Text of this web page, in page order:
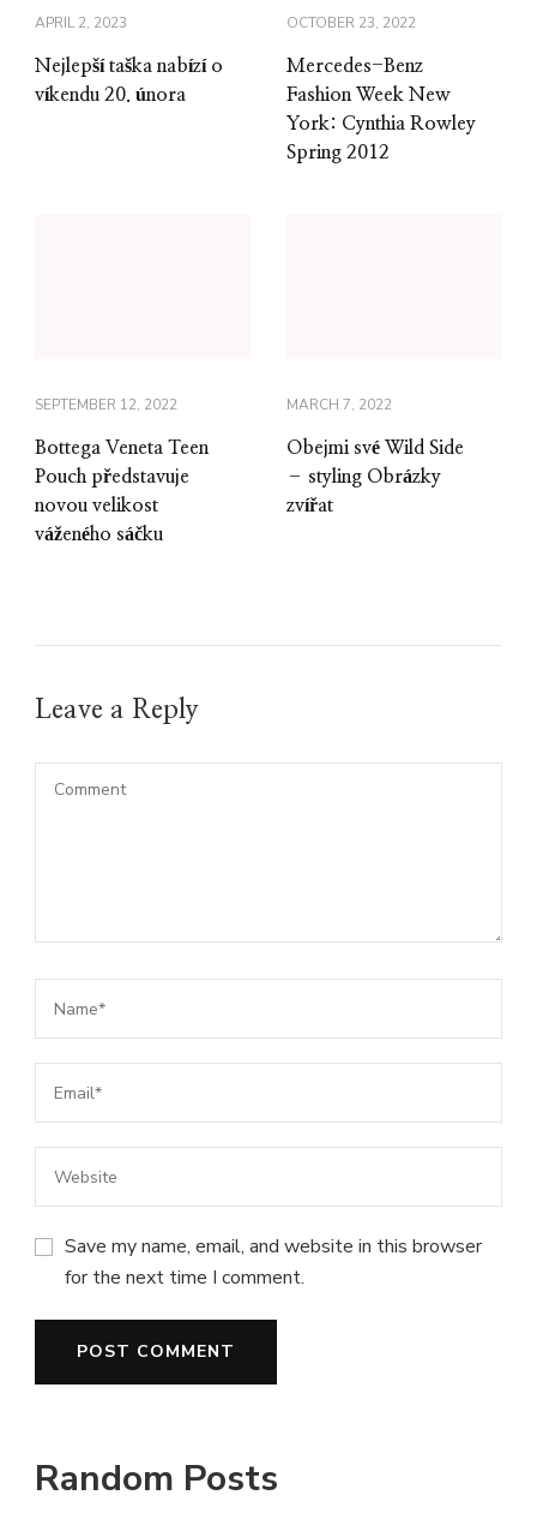
APRIL 2, 2023
Nejlepší taška nabízí o
víkendu 20. února
OCTOBER 23, 2022
Mercedes-Benz
Fashion Week New
York: Cynthia Rowley
Spring 2012
SEPTEMBER 12, 2022
Bottega Veneta Teen
Pouch představuje
novou velikost
váženého sáčku
MARCH 7, 2022
Obejmi své Wild Side
– styling Obrázky
zvířat
Leave a Reply
Save my name, email, and website in this browser
for the next time I comment.
Random Posts